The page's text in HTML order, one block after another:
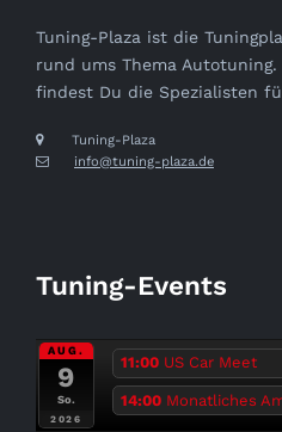
Tuning-Plaza ist die
rund ums Thema
findest Du die Spezialisten
Tuning-Plaza
info@tuning-plaza.de
Tuning-Events
AUG.
9
So.
2026
11:00 US Car Meet
14:00 Monatliches